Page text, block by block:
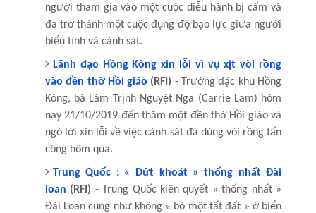
người tham gia vào một cuộc diễu hành bị cấm và
đã trở thành một cuộc đụng độ bạo lực giữa người
biểu tình và cảnh sát.
Lãnh đạo Hồng Kông xin lỗi vì vụ xịt vòi rồng
vào đền thờ Hồi giáo (RFI) - Trưởng đặc khu Hồng
Kông, bà Lâm Trịnh Nguyệt Nga (Carrie Lam) hôm
nay 21/10/2019 đến thăm một đền thờ Hồi giáo và
ngỏ lời xin lỗi về việc cảnh sát đã dùng vòi rồng tấn
công hôm qua.
Trung Quốc : « Dứt khoát » thống nhất Đài
loan (RFI) - Trung Quốc kiên quyết « thống nhất »
Đài Loan cũng như không « bỏ một tất đất » ở biển